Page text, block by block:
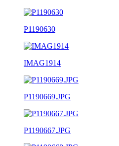
P1190630
IMAG1914
P1190669.JPG
P1190667.JPG